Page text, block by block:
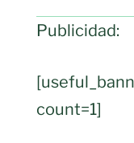
Publicidad:
count=1]